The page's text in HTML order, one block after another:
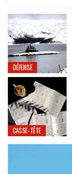
DÉFENSE
CASSE-TÊTE